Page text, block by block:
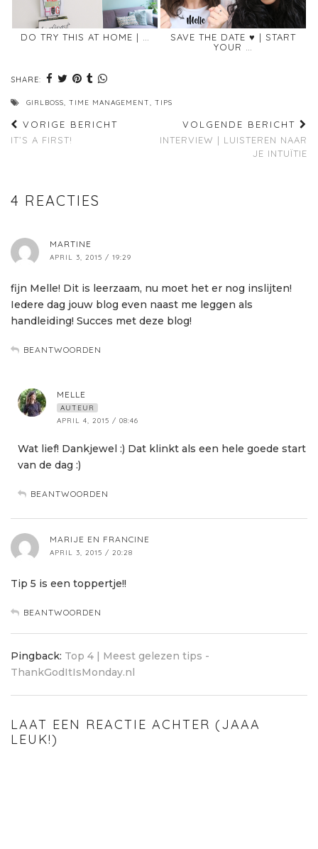
DO TRY THIS AT HOME | …
SAVE THE DATE ♥ | START
YOUR …
SHARE:
GIRLBOSS, TIME MANAGEMENT, TIPS
VORIGE BERICHT
IT’S A FIRST!
VOLGENDE BERICHT
INTERVIEW | LUISTEREN NAAR
JE INTUÏTIE
4 REACTIES
MARTINE
APRIL 3, 2015 / 19:29
fijn Melle! Dit is leerzaam, nu moet het er nog inslijten!
Iedere dag jouw blog even naast me leggen als
handleiding! Succes met deze blog!
BEANTWOORDEN
MELLE
AUTEUR
APRIL 4, 2015 / 08:46
Wat lief! Dankjewel :) Dat klinkt als een hele goede start
van de dag :)
BEANTWOORDEN
MARIJE EN FRANCINE
APRIL 3, 2015 / 20:28
Tip 5 is een toppertje!!
BEANTWOORDEN
Pingback: Top 4 | Meest gelezen tips -
ThankGodItIsMonday.nl
LAAT EEN REACTIE ACHTER (JAAA
LEUK!)